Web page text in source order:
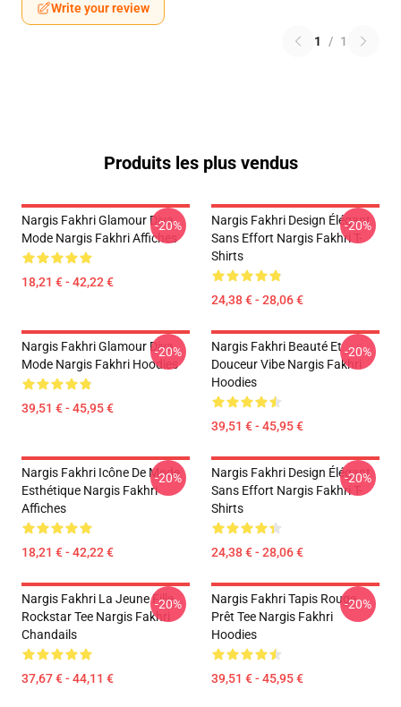
Write your review
1 / 1
Produits les plus vendus
Nargis Fakhri Glamour Diva
Mode Nargis Fakhri Affiches
18,21 € - 42,22 €
-20%
Nargis Fakhri Design Élégant
Sans Effort Nargis Fakhri T-
Shirts
24,38 € - 28,06 €
-20%
Nargis Fakhri Glamour Diva
Mode Nargis Fakhri Hoodies
39,51 € - 45,95 €
-20%
Nargis Fakhri Beauté Et
Douceur Vibe Nargis Fakhri
Hoodies
39,51 € - 45,95 €
-20%
Nargis Fakhri Icône De Mode
Esthétique Nargis Fakhri
Affiches
18,21 € - 42,22 €
-20%
Nargis Fakhri Design Élégant
Sans Effort Nargis Fakhri T-
Shirts
24,38 € - 28,06 €
-20%
Nargis Fakhri La Jeune Fille
Rockstar Tee Nargis Fakhri
Chandails
37,67 € - 44,11 €
-20%
Nargis Fakhri Tapis Rouge
Prêt Tee Nargis Fakhri
Hoodies
39,51 € - 45,95 €
-20%